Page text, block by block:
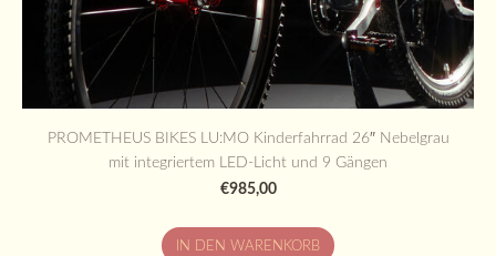
PROMETHEUS BIKES LU:MO Kinderfahrrad 26″ Nebelgrau
mit integriertem LED-Licht und 9 Gängen
€985,00
IN DEN WARENKORB